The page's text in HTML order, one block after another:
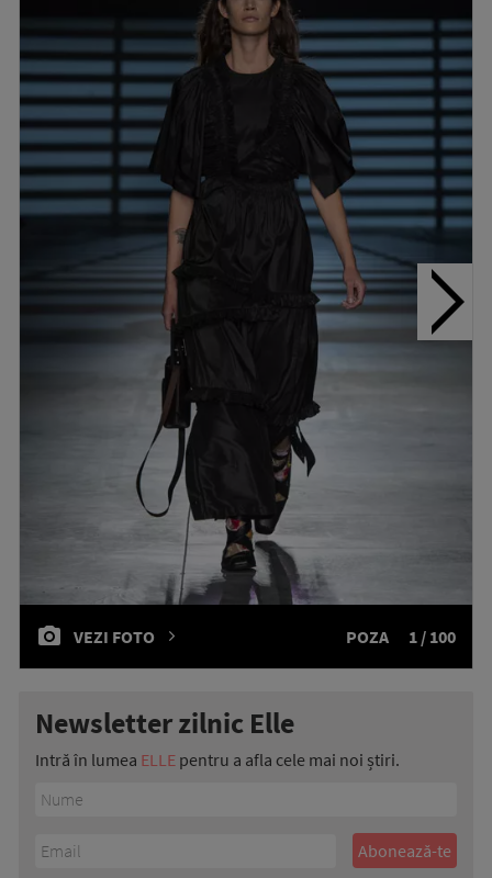
VEZI FOTO POZA 1 / 100
Newsletter zilnic Elle
Intră în lumea ELLE pentru a afla cele mai noi știri.